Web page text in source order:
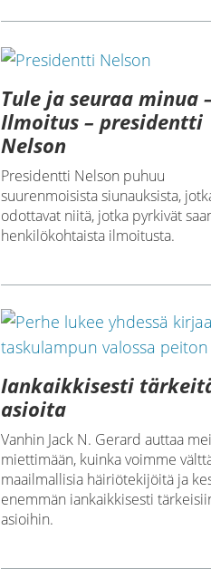
Tule ja seuraa minua
Ilmoitus – presidentti
Nelson
Presidentti Nelson puhuu
suurenmoisista siunauksista,
odottavat niitä, jotka pyrkivät
henkilökohtaista ilmoitusta.
Iankaikkisesti
asioita
Vanhin Jack N. Gerard auttaa
miettimään, kuinka voimme
maailmallisia häiriötekijöitä ja
enemmän iankaikkisesti
asioihin.